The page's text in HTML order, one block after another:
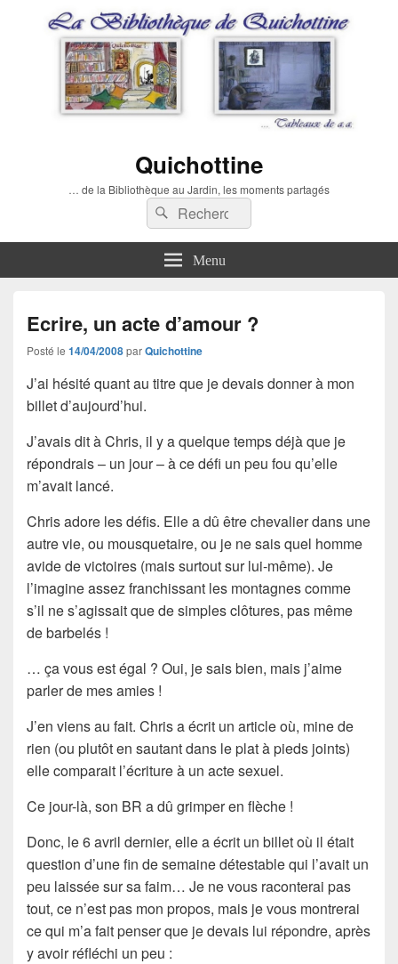
Quichottine
… de la Bibliothèque au Jardin, les moments partagés
Recherche :
Rechercher
Menu
Ecrire, un acte d’amour ?
Posté le 14/04/2008parQuichottine
J’ai hésité quant au titre que je devais donner à mon
billet d’aujourd’hui.
J’avais dit à Chris, il y a quelque temps déjà que je
répondrais – un jour – à ce défi un peu fou qu’elle
m’avait lancé.
Chris adore lesdéfis. Elle a dû être chevalier dans une
autre vie, ou mousquetaire, ou je ne sais quel homme
avide de victoires (mais surtout sur lui-même). Je
l’imagine assez franchissant les montagnes comme
s’il ne s’agissait que de simples clôtures, pas même
de barbelés !
… ça vous est égal ? Oui, je sais bien, mais j’aime
parler de mes amies !
J’en viens au fait. Chris a écrit un article où, mine de
rien (ou plutôt en sautant dans le plat à pieds joints)
elle comparait l’écriture à un acte sexuel.
Ce jour-là, son BR a dû grimper en flèche !
Donc, le 6 avril dernier, elle a écrit un billet où il était
question d’une fin de semaine détestable qui l’avait un
peu laissée sur sa faim… Je ne vous raconterai pas
tout, ce n’est pas mon propos, mais je vous montrerai
ce qui m’a fait penser que je devais lui répondre, après
y avoir réfléchi un peu :